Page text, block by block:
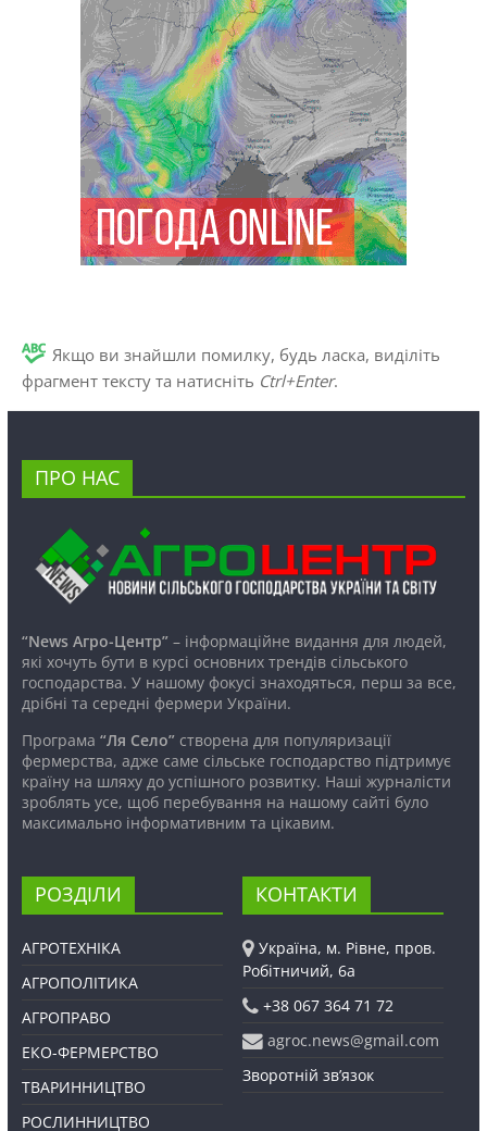
Якщо ви знайшли помилку, будь ласка, виділіть
фрагмент тексту та натисніть Ctrl+Enter.
ПРО НАС
“News Агро-Центр”– інформаційне видання для людей,
які хочуть бути в курсі основних трендів сільського
господарства. У нашому фокусі знаходяться, перш за все,
дрібні та середні фермери України.
Програма “Ля Село”створена для популяризації
фермерства, адже саме сільське господарство підтримує
країну на шляху до успішного розвитку. Наші журналісти
зроблять усе, щоб перебування на нашому сайті було
максимально інформативним та цікавим.
РОЗДІЛИ
АГРОТЕХНІКА
АГРОПОЛІТИКА
АГРОПРАВО
ЕКО-ФЕРМЕРСТВО
ТВАРИННИЦТВО
РОСЛИННИЦТВО
КОНТАКТИ
Україна, м. Рівне, пров.
Робітничий, 6а
+38 067 364 71 72
agroc.news@gmail.com
Зворотній зв’язок